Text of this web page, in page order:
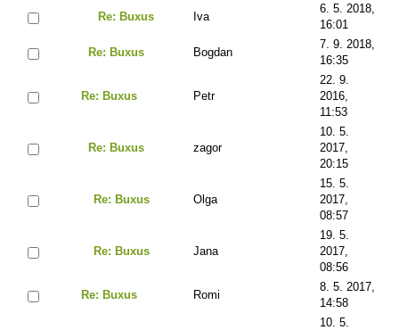
Re: Buxus Iva
6. 5. 2018,
16:01
Re: Buxus Bogdan
7. 9. 2018,
16:35
Re: Buxus Petr
22. 9.
2016,
11:53
Re: Buxus zagor
10. 5.
2017,
20:15
Re: Buxus Olga
15. 5.
2017,
08:57
Re: Buxus Jana
19. 5.
2017,
08:56
Re: Buxus Romi
8. 5. 2017,
14:58
10. 5.